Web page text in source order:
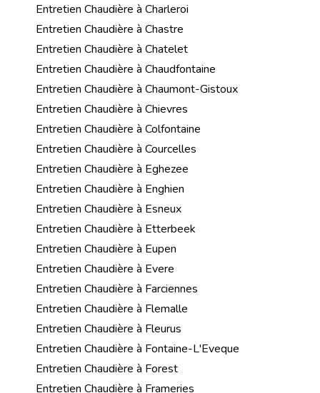
Entretien Chaudière à Charleroi
Entretien Chaudière à Chastre
Entretien Chaudière à Chatelet
Entretien Chaudière à Chaudfontaine
Entretien Chaudière à Chaumont-Gistoux
Entretien Chaudière à Chievres
Entretien Chaudière à Colfontaine
Entretien Chaudière à Courcelles
Entretien Chaudière à Eghezee
Entretien Chaudière à Enghien
Entretien Chaudière à Esneux
Entretien Chaudière à Etterbeek
Entretien Chaudière à Eupen
Entretien Chaudière à Evere
Entretien Chaudière à Farciennes
Entretien Chaudière à Flemalle
Entretien Chaudière à Fleurus
Entretien Chaudière à Fontaine-L'Eveque
Entretien Chaudière à Forest
Entretien Chaudière à Frameries